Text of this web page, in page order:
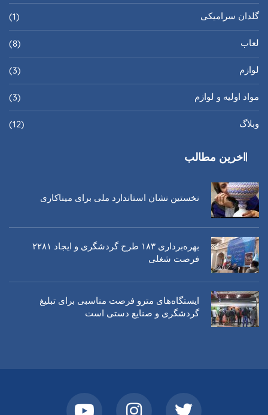
گلدان سرامیکی (1)
لعاب (8)
لوازم (3)
مواد اولیه و لوازم (3)
وبلاگ (12)
اخرین مطالب
نخستین نشان استاندارد ملی برای میناکاری
بهره‌برداری ١٨٣ طرح گردشگری و ایجاد ٢٢٨١
فرصت شغلی
ایستگاه‌های مترو فرصت مناسبی برای تبلیغ
گردشگری و صنایع دستی است